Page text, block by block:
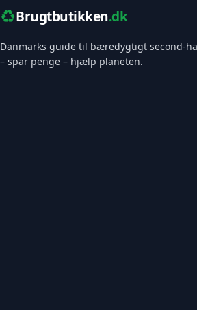
♻️Brugtbutikken.dk
Danmarks guide til bæredygtigt second-
– spar penge – hjælp planeten.